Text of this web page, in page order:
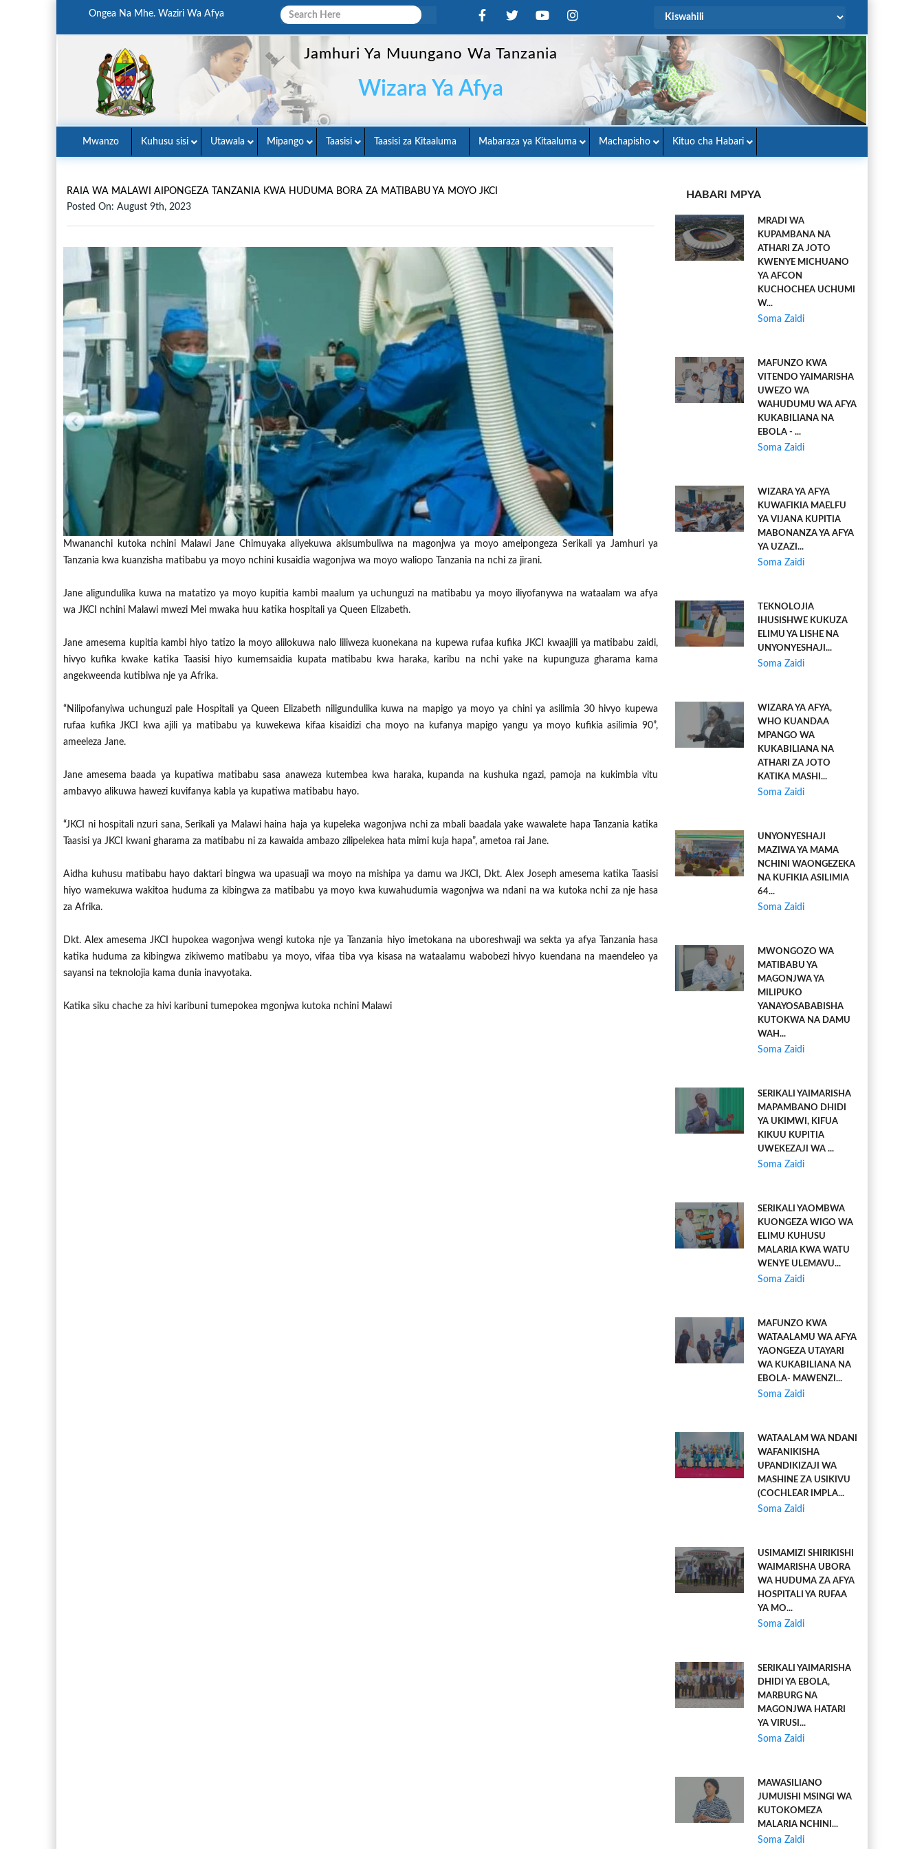
Ongea Na Mhe. Waziri Wa Afya
Jamhuri Ya Muungano Wa Tanzania
Wizara Ya Afya
Mwanzo Kuhusu sisi Utawala Mipango Taasisi Taasisi za Kitaaluma Mabaraza ya Kitaaluma Machapisho Kituo cha Habari
RAIA WA MALAWI AIPONGEZA TANZANIA KWA HUDUMA BORA ZA MATIBABU YA MOYO JKCI
Posted On: August 9th, 2023
Mwananchi kutoka nchini Malawi Jane Chimuyaka aliyekuwa akisumbuliwa na magonjwa ya moyo ameipongeza Serikali ya Jamhuri ya
Tanzania kwa kuanzisha matibabu ya moyo nchini kusaidia wagonjwa wa moyo waliopo Tanzania na nchi za jirani.
Jane aligundulika kuwa na matatizo ya moyo kupitia kambi maalum ya uchunguzi na matibabu ya moyo iliyofanywa na wataalam wa afya
wa JKCI nchini Malawi mwezi Mei mwaka huu katika hospitali ya Queen Elizabeth.
Jane amesema kupitia kambi hiyo tatizo la moyo alilokuwa nalo liliweza kuonekana na kupewa rufaa kufika JKCI kwaajili ya matibabu zaidi,
hivyo kufika kwake katika Taasisi hiyo kumemsaidia kupata matibabu kwa haraka, karibu na nchi yake na kupunguza gharama kama
angekweenda kutibiwa nje ya Afrika.
“Nilipofanyiwa uchunguzi pale Hospitali ya Queen Elizabeth niligundulika kuwa na mapigo ya moyo ya chini ya asilimia 30 hivyo kupewa
rufaa kufika JKCI kwa ajili ya matibabu ya kuwekewa kifaa kisaidizi cha moyo na kufanya mapigo yangu ya moyo kufikia asilimia 90”,
ameeleza Jane.
Jane amesema baada ya kupatiwa matibabu sasa anaweza kutembea kwa haraka, kupanda na kushuka ngazi, pamoja na kukimbia vitu
ambavyo alikuwa hawezi kuvifanya kabla ya kupatiwa matibabu hayo.
“JKCI ni hospitali nzuri sana, Serikali ya Malawi haina haja ya kupeleka wagonjwa nchi za mbali baadala yake wawalete hapa Tanzania katika
Taasisi ya JKCI kwani gharama za matibabu ni za kawaida ambazo zilipelekea hata mimi kuja hapa”, ametoa rai Jane.
Aidha kuhusu matibabu hayo daktari bingwa wa upasuaji wa moyo na mishipa ya damu wa JKCI, Dkt. Alex Joseph amesema katika Taasisi
hiyo wamekuwa wakitoa huduma za kibingwa za matibabu ya moyo kwa kuwahudumia wagonjwa wa ndani na wa kutoka nchi za nje hasa
za Afrika.
Dkt. Alex amesema JKCI hupokea wagonjwa wengi kutoka nje ya Tanzania hiyo imetokana na uboreshwaji wa sekta ya afya Tanzania hasa
katika huduma za kibingwa zikiwemo matibabu ya moyo, vifaa tiba vya kisasa na wataalamu wabobezi hivyo kuendana na maendeleo ya
sayansi na teknolojia kama dunia inavyotaka.
Katika siku chache za hivi karibuni tumepokea mgonjwa kutoka nchini Malawi
HABARI MPYA
MRADI WA
KUPAMBANA NA
ATHARI ZA JOTO
KWENYE MICHUANO
YA AFCON
KUCHOCHEA UCHUMI
W...
Soma Zaidi
MAFUNZO KWA
VITENDO YAIMARISHA
UWEZO WA
WAHUDUMU WA AFYA
KUKABILIANA NA
EBOLA - ...
Soma Zaidi
WIZARA YA AFYA
KUWAFIKIA MAELFU
YA VIJANA KUPITIA
MABONANZA YA AFYA
YA UZAZI...
Soma Zaidi
TEKNOLOJIA
IHUSISHWE KUKUZA
ELIMU YA LISHE NA
UNYONYESHAJI...
Soma Zaidi
WIZARA YA AFYA,
WHO KUANDAA
MPANGO WA
KUKABILIANA NA
ATHARI ZA JOTO
KATIKA MASHI...
Soma Zaidi
UNYONYESHAJI
MAZIWA YA MAMA
NCHINI WAONGEZEKA
NA KUFIKIA ASILIMIA
64...
Soma Zaidi
MWONGOZO WA
MATIBABU YA
MAGONJWA YA
MILIPUKO
YANAYOSABABISHA
KUTOKWA NA DAMU
WAH...
Soma Zaidi
SERIKALI YAIMARISHA
MAPAMBANO DHIDI
YA UKIMWI, KIFUA
KIKUU KUPITIA
UWEKEZAJI WA ...
Soma Zaidi
SERIKALI YAOMBWA
KUONGEZA WIGO WA
ELIMU KUHUSU
MALARIA KWA WATU
WENYE ULEMAVU...
Soma Zaidi
MAFUNZO KWA
WATAALAMU WA AFYA
YAONGEZA UTAYARI
WA KUKABILIANA NA
EBOLA- MAWENZI...
Soma Zaidi
WATAALAM WA NDANI
WAFANIKISHA
UPANDIKIZAJI WA
MASHINE ZA USIKIVU
(COCHLEAR IMPLA...
Soma Zaidi
USIMAMIZI SHIRIKISHI
WAIMARISHA UBORA
WA HUDUMA ZA AFYA
HOSPITALI YA RUFAA
YA MO...
Soma Zaidi
SERIKALI YAIMARISHA
DHIDI YA EBOLA,
MARBURG NA
MAGONJWA HATARI
YA VIRUSI...
Soma Zaidi
MAWASILIANO
JUMUISHI MSINGI WA
KUTOKOMEZA
MALARIA NCHINI...
Soma Zaidi